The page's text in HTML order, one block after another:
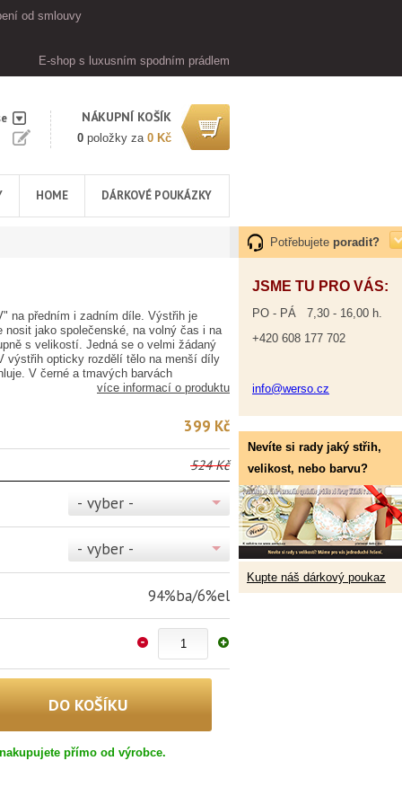
od smlouvy
E-shop s luxusním spodním prádlem
NÁKUPNÍ KOŠÍK
0 položky za 0 Kč
HOME DÁRKOVÉ POUKÁZKY
Potřebujete poradit?
JSME TU PRO VÁS:
PO - PÁ 7,30 - 16,00 h.
+420 608 177 702
info@werso.cz
Nevíte si rady jaký střih,
velikost, nebo barvu?
Kupte náš dárkový poukaz
na předním i zadním díle. Výstřih je
jako společenské, na volný čas i na
s velikostí. Jedná se o velmi žádaný
výstřih opticky rozdělí tělo na menší díly
V černé a tmavých barvách
více informací o produktu
399 Kč
524 Kč
- vyber -
- vyber -
94%ba/6%el
přímo od výrobce.